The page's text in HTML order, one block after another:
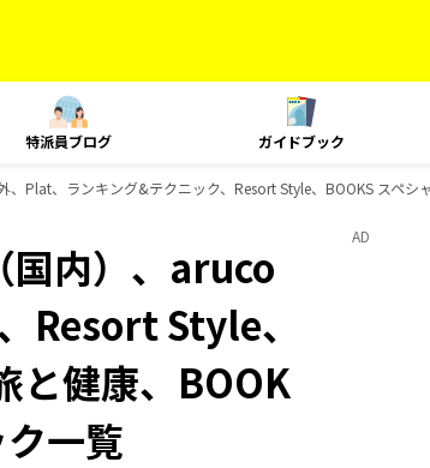
特派員ブログ ガイドブック
Plat、ランキング&テクニック、Resort Style、BOOKS スペシ
国内）、aruco
Resort Style、
と健康、BOOK
一覧
AD